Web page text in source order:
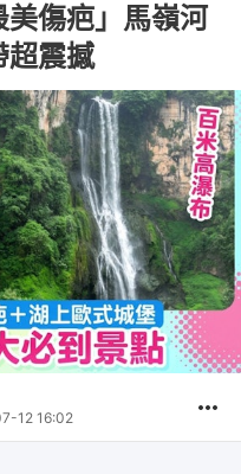
傷疤」馬嶺河
震撼
12 16:02